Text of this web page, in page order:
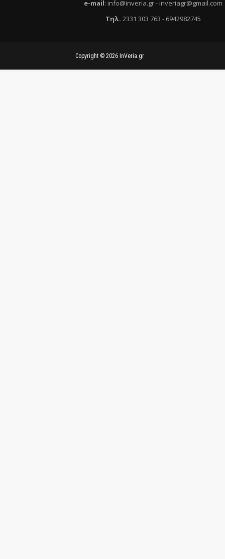
e-mail: info@inveria.gr- inveriagr@gmail.com
Τηλ. 2331 303 763 - 6942982745
Copyright © 2026 InVeria.gr